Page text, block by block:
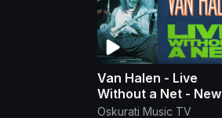
Van Halen - Live
Without a Net - New
Heaven 1986
Oskurati Music TV